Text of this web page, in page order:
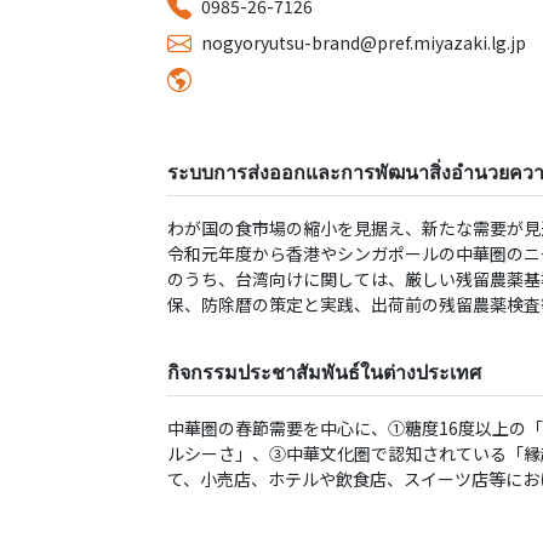
0985-26-7126
nogyoryutsu-brand@pref.miyazaki.lg.jp
ระบบการส่งออกและการพัฒนาสิ่งอำนวยคว
わが国の⾷市場の縮⼩を⾒据え、新たな需要が
令和元年度から⾹港やシンガポールの中華圏の
のうち、台湾向けに関しては、厳しい残留農薬
保、防除暦の策定と実践、出荷前の残留農薬検
กิจกรรมประชาสัมพันธ์ในต่างประเทศ
中華圏の春節需要を中⼼に、①糖度16度以上の
ルシーさ」、③中華⽂化圏で認知されている「
て、⼩売店、ホテルや飲⾷店、スイーツ店等に